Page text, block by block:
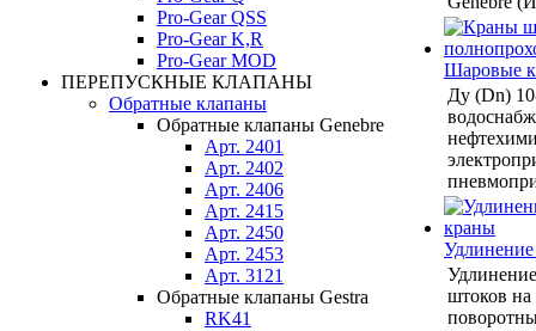
Pro-Gear QSS
Pro-Gear K,R
Pro-Gear MOD
ПЕРЕПУСКНЫЕ КЛАПАНЫ
Обратные клапаны
Обратные клапаны Genebre
Арт. 2401
Арт. 2402
Арт. 2406
Арт. 2415
Арт. 2450
Арт. 2453
Арт. 3121
Обратные клапаны Gestra
RK41
Шаровые
Ду (Dn)
штоков